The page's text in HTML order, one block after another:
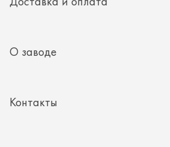
8 (351) 354-32-44